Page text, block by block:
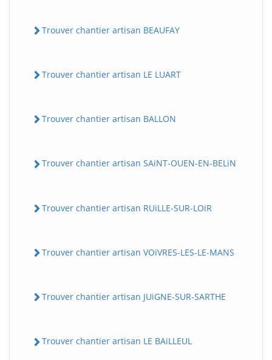
Trouver chantier artisan BEAUFAY
Trouver chantier artisan LE LUART
Trouver chantier artisan BALLON
Trouver chantier artisan SAiNT-OUEN-EN-BELiN
Trouver chantier artisan RUiLLE-SUR-LOiR
Trouver chantier artisan VOiVRES-LES-LE-MANS
Trouver chantier artisan JUiGNE-SUR-SARTHE
Trouver chantier artisan LE BAiLLEUL